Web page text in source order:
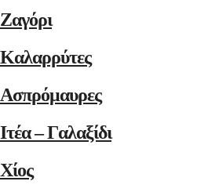
Ζαγόρι
Καλαρρύτες
Ασπρόμαυρες
Ιτέα – Γαλαξίδι
Χίος